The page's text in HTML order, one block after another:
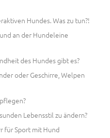
Hundes. Was zu tun?!
an der Hundeleine
des Hundes gibt es?
oder Geschirre, Welpen
Lebensstil zu ändern?
für Sport mit Hund